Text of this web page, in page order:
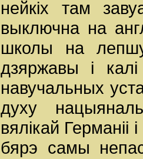
нейкіх там
выключна на
школы на
дзяржавы і
навучальных
духу
вялікай Германіі
бярэ самы